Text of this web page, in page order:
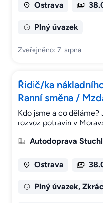
Ostrava
Plný úvazek
Zveřejněno: 7. srpna
Řidič/ka
Ranní směna /
Kdo jsme a co děláme?
rozvoz potravin v
Autodoprava
Ostrava
Plný úvazek,